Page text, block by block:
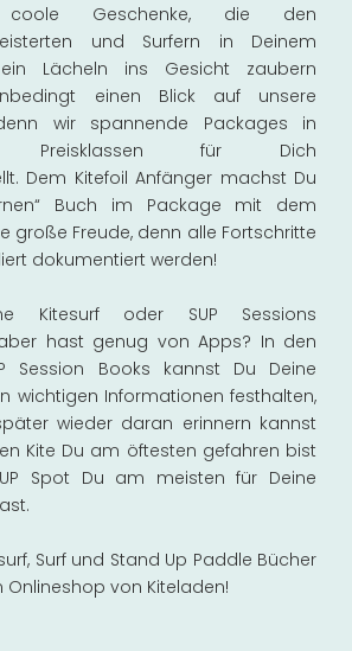
Geschenke, die den
und Surfern in Deinem
ein Lächeln ins Gesicht zaubern
einen Blick auf unsere
wir spannende Packages in
Preisklassen für Dich
Dem Kitefoil Anfänger machst Du
Buch im Package mit dem
große Freude, denn alle Fortschritte
dokumentiert werden!
Kitesurf oder SUP Sessions
hast genug von Apps? In den
Session Books kannst Du Deine
wichtigen Informationen festhalten,
wieder daran erinnern kannst
Kite Du am öftesten gefahren bist
Spot Du am meisten für Deine
Surf und Stand Up Paddle Bücher
Onlineshop von Kiteladen!